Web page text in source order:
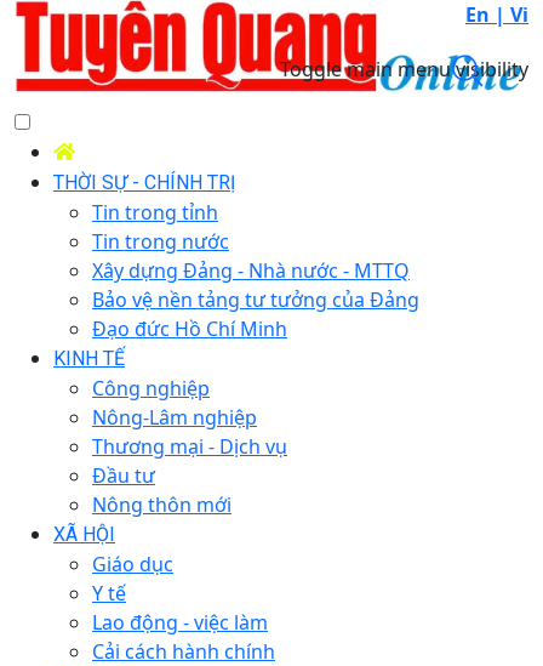
En | Vi
Toggle main menu visibility
THỜI SỰ - CHÍNH TRỊ
Tin trong tỉnh
Tin trong nước
Xây dựng Đảng - Nhà nước - MTTQ
Bảo vệ nền tảng tư tưởng của Đảng
Đạo đức Hồ Chí Minh
KINH TẾ
Công nghiệp
Nông-Lâm nghiệp
Thương mại - Dịch vụ
Đầu tư
Nông thôn mới
XÃ HỘI
Giáo dục
Y tế
Lao động - việc làm
Cải cách hành chính